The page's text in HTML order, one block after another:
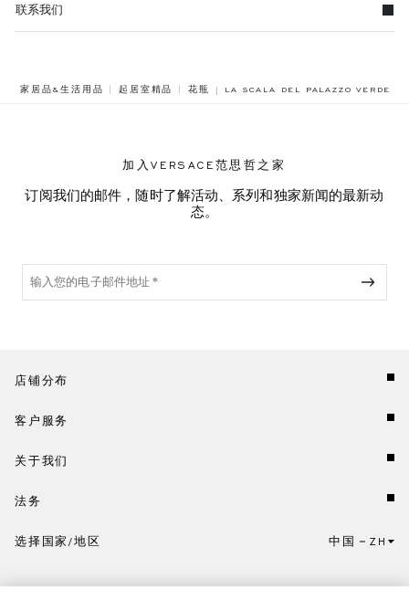
联系我们
家居品&生活用品 起居室精品 花瓶 LA SCALA DEL PALAZZO VERDE
加入VERSACE范思哲之家
订阅我们的邮件，随时了解活动、系列和独家新闻的最新动
态。
店铺分布
客户服务
关于我们
法务
点击此处选择国家/地区和语言。
选择国家/地区 中国 ZH